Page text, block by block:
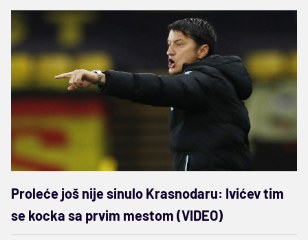
Proleće još nije sinulo Krasnodaru: Ivićev tim
se kocka sa prvim mestom (VIDEO)